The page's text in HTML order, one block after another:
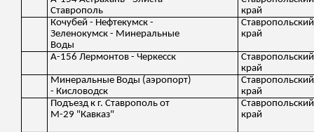
Ставрополь
край
Кочубей - Нефтекумск -
Зеленокумск - Минеральные
Воды
Ставропольский
край
А-156 Лермонтов - Черкесск
Ставропольский
край
Минеральные Воды (аэропорт)
- Кисловодск
Ставропольский
край
Подъезд к г. Ставрополь от
М-29 "Кавказ"
Ставропольский
край